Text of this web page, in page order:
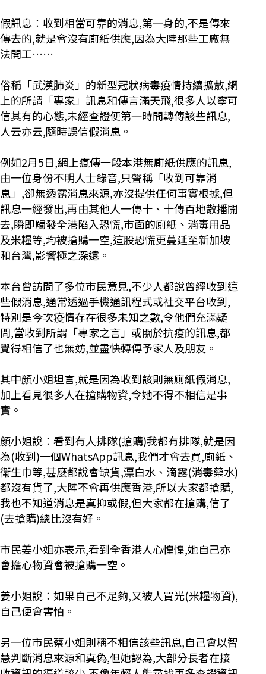
假訊息︰收到相當可靠的消息,第一身的,不是傳來
傳去的,就是會沒有廁紙供應,因為大陸那些工廠無
法開工……
俗稱「武漢肺炎」的新型冠狀病毒疫情持續擴散,網
上的所謂「專家」訊息和傳言滿天飛,很多人以寧可
信其有的心態,未經查證便第一時間轉傳該些訊息,
人云亦云,隨時誤信假消息。
例如2月5日,網上瘋傳一段本港無廁紙供應的訊息,
由一位身份不明人士錄音,只聲稱「收到可靠消
息」,卻無透露消息來源,亦沒提供任何事實根據,但
訊息一經發出,再由其他人一傳十、十傳百地散播開
去,瞬即觸發全港陷入恐慌,市面的廁紙、消毒用品
及米糧等,均被搶購一空,這股恐慌更蔓延至新加坡
和台灣,影響極之深遠。
本台曾訪問了多位市民意見,不少人都說曾經收到這
些假消息,通常透過手機通訊程式或社交平台收到,
特別是今次疫情存在很多未知之數,令他們充滿疑
問,當收到所謂「專家之言」或關於抗疫的訊息,都
覺得相信了也無妨,並盡快轉傳予家人及朋友。
其中顏小姐坦言,就是因為收到該則無廁紙假消息,
加上看見很多人在搶購物資,令她不得不相信是事
實。
顏小姐說︰看到有人排隊(搶購)我都有排隊,就是因
為(收到)一個WhatsApp訊息,我們才會去買,廁紙、
衛生巾等,甚麼都說會缺貨,漂白水、滴露(消毒藥水)
都沒有貨了,大陸不會再供應香港,所以大家都搶購,
我也不知道消息是真抑或假,但大家都在搶購,信了
(去搶購)總比沒有好。
市民姜小姐亦表示,看到全香港人心惶惶,她自己亦
會擔心物資會被搶購一空。
姜小姐說︰如果自己不足夠,又被人買光(米糧物資),
自己便會害怕。
另一位市民蔡小姐則稱不相信該些訊息,自己會以智
慧判斷消息來源和真偽,但她認為,大部分長者在接